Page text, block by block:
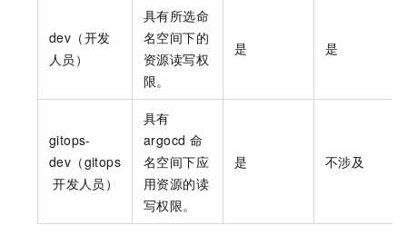
dev（开发
人员）
具有所选命
名空间下的
资源读写权
限。
是 是
gitops-
dev（gitops
开发人员）
具有
argocd 命
名空间下应
用资源的读
写权限。
是 不涉及